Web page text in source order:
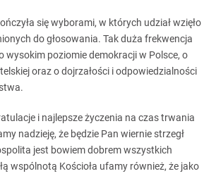
się wyborami, w których udział wzięło
do głosowania. Tak duża frekwencja
wysokim poziomie demokracji w Polsce, o
oraz o dojrzałości i odpowiedzialności
i najlepsze życzenia na czas trwania
nadzieję, że będzie Pan wiernie strzegł
jest bowiem dobrem wszystkich
wspólnotą Kościoła ufamy również, że jako